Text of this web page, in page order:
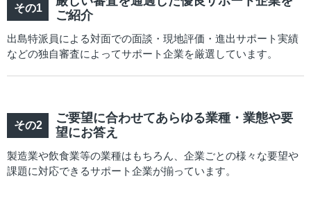
ご紹介
出島特派員による対面での面談・現地評価・進出サポート実績
などの独自審査によってサポート企業を厳選しています。
ご要望に合わせてあらゆる業種・業態や要
望にお答え
製造業や飲食業等の業種はもちろん、企業ごとの様々な要望や
課題に対応できるサポート企業が揃っています。